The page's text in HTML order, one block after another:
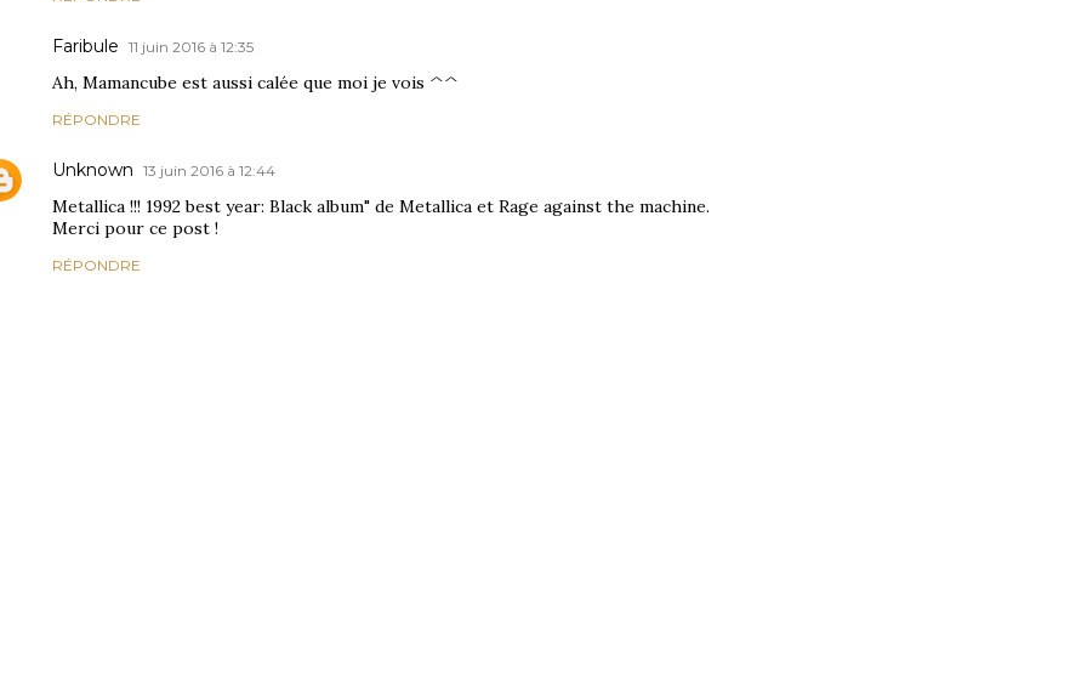
Faribule 11 juin 2016 à 12:35
Ah, Mamancube est aussi calée que moi je vois ^^
RÉPONDRE
Unknown 13 juin 2016 à 12:44
Metallica !!! 1992 best year: Black album" de Metallica et Rage against the machine.
Merci pour ce post !
RÉPONDRE